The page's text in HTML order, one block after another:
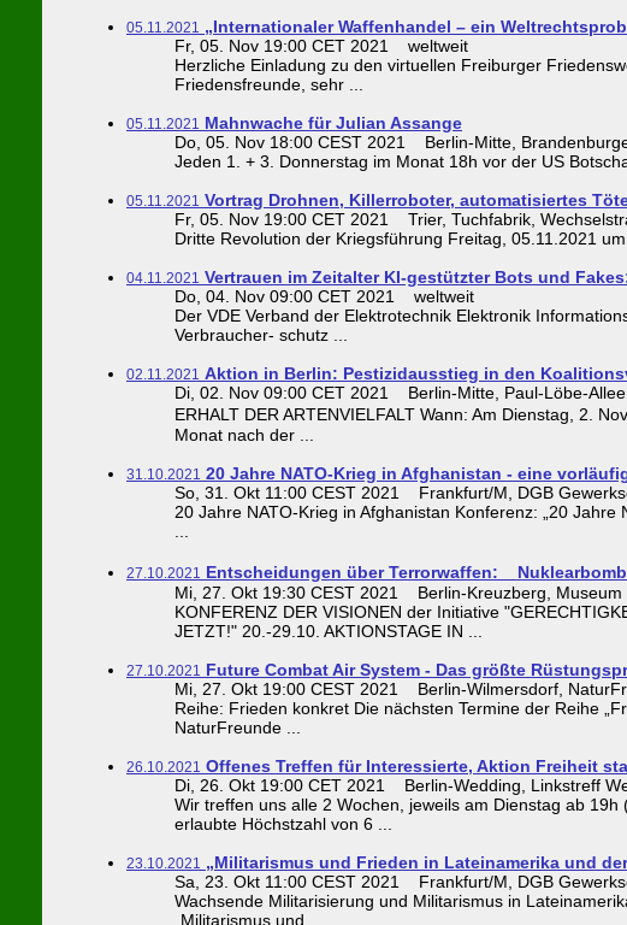
05.11.2021
„Internationaler Waffenhandel – ein
Fr, 05. Nov 19:00 CET 2021 weltweit
Herzliche Einladung zu den virtuellen Freiburger
Friedensfreunde, sehr ...
05.11.2021
Mahnwache für Julian Assange
Do, 05. Nov 18:00 CEST 2021 Berlin-Mitte,
Jeden 1. + 3. Donnerstag im Monat 18h vor der US
05.11.2021 Vortrag Drohnen, Killerroboter, automatisiertes
Fr, 05. Nov 19:00 CET 2021 Trier, Tuchfabrik,
Dritte Revolution der Kriegsführung Freitag, 05.11.2021
04.11.2021 Vertrauen im Zeitalter KI-gestützter Bots und
Do, 04. Nov 09:00 CET 2021 weltweit
Der VDE Verband der Elektrotechnik Elektronik
Verbraucher- schutz ...
02.11.2021 Aktion in Berlin: Pestizidausstieg in den
Di, 02. Nov 09:00 CET 2021 Berlin-Mitte, Paul-Löbe-
ERHALT DER ARTENVIELFALT Wann: Am Dienstag, 2.
Monat nach der ...
31.10.2021 20 Jahre NATO-Krieg in Afghanistan - eine
So, 31. Okt 11:00 CEST 2021 Frankfurt/M, DGB
20 Jahre NATO-Krieg in Afghanistan Konferenz: „20
27.10.2021
Entscheidungen über Terrorwaffen:
Mi, 27. Okt 19:30 CEST 2021 Berlin-Kreuzberg, Museum
KONFERENZ DER VISIONEN der Initiative
JETZT!" 20.-29.10. AKTIONSTAGE IN ...
27.10.2021
Future Combat Air System - Das größte
Mi, 27. Okt 19:00 CEST 2021 Berlin-Wilmersdorf,
Reihe: Frieden konkret Die nächsten Termine der Reihe
NaturFreunde ...
26.10.2021 Offenes Treffen für Interessierte, Aktion Freiheit
Di, 26. Okt 19:00 CET 2021 Berlin-Wedding, Linkstreff
Wir treffen uns alle 2 Wochen, jeweils am Dienstag ab
erlaubte Höchstzahl von 6 ...
23.10.2021
„Militarismus und Frieden in Lateinamerika und
Sa, 23. Okt 11:00 CEST 2021 Frankfurt/M, DGB
Wachsende Militarisierung und Militarismus in
„Militarismus und ...